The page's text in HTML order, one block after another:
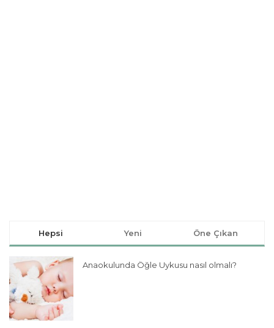
Hepsi Yeni Öne Çıkan
Anaokulunda Öğle Uykusu nasıl olmalı?